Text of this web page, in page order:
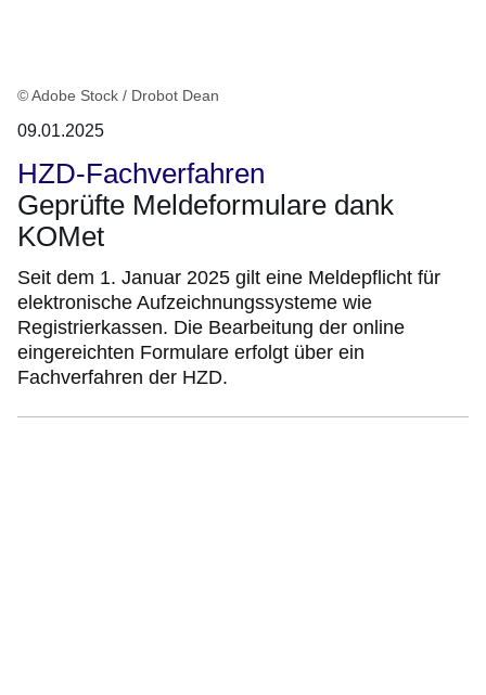
© Adobe Stock / Drobot Dean
09.01.2025
HZD-Fachverfahren
Geprüfte Meldeformulare dank
KOMet
Seit dem 1. Januar 2025 gilt eine Meldepflicht für
elektronische Aufzeichnungssysteme wie
Registrierkassen. Die Bearbeitung der online
eingereichten Formulare erfolgt über ein
Fachverfahren der HZD.